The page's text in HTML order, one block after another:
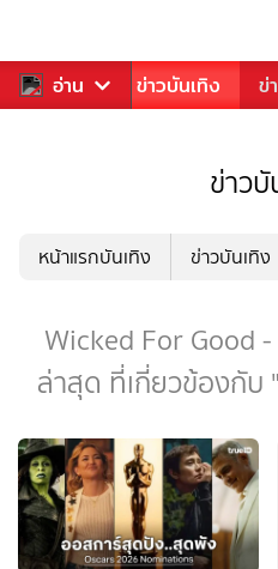
อ่าน
ฬา ข่าว ข่าวบันเทิง ข่
ข่าวบั
หน้าแรกบันเทิง ข่าวบันเทิง
Wicked For Good
ล่าสุด ที่เกี่ยวข้องกับ